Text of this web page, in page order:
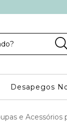
Desapegos
e Acessórios